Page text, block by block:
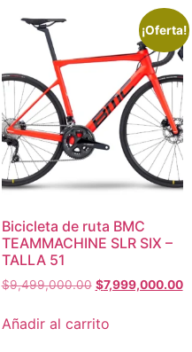
¡Oferta!
Bicicleta de ruta BMC
TEAMMACHINE SLR SIX –
TALLA 51
$9,499,000.00 $7,999,000.00
Añadir al carrito